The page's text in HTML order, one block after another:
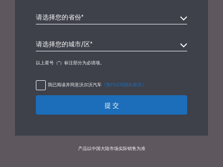
以上星号（*）标注部分为必填项。
我已阅读并同意沃尔沃汽车《预约试驾隐私政策》
提 交
产品以中国大陆市场实际销售为准